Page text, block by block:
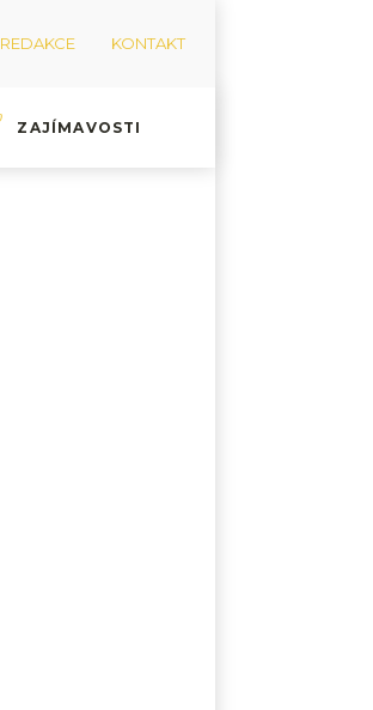
REDAKCE KONTAKT
ZAJÍMAVOSTI